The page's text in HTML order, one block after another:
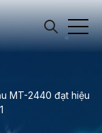
MT-2440 đạt hiệu